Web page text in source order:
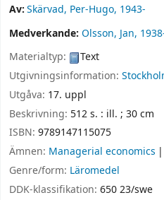
Av:Skärvad, Per-Hugo, 1943-
Medverkande: Olsson, Jan,
Materialtyp:
Text
Utgivningsinformation:
Utgåva: 17. uppl
Beskrivning: 512 s. : ill. ; 30 cm
ISBN: 9789147115075
Ämnen: Managerial economics
Genre/form: Läromedel
DDK-klassifikation: 650 23/swe